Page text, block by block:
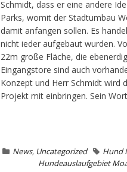
Schmidt, dass er eine andere
Parks, womit der Stadtumbau
damit anfangen sollen. Es
nicht ieder aufgebaut wurden.
22m große Fläche, die
Eingangstore sind auch
Konzept und Herr Schmidt wird
Projekt mit einbringen. Sein
News, Uncategorized Hund
Hundeauslaufgebiet